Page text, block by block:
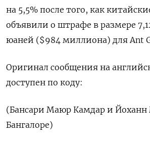
на 5,5% после того, как
объявили о штрафе в размере
юаней ($984 миллиона) для Ant
Оригинал сообщения на
доступен по коду:
(Бансари Маюр Камдар и
Бангалоре)